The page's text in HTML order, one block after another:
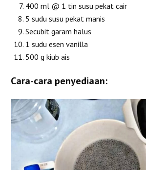
400 ml @ 1 tin susu pekat cair
5 sudu susu pekat manis
Secubit garam halus
1 sudu esen vanilla
500 g kiub ais
Cara-cara penyediaan: